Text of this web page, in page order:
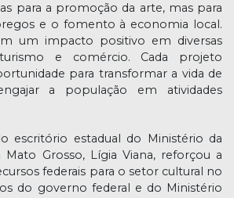
para a promoção da arte, mas para
e o fomento à economia local.
um impacto positivo em diversas
e comércio. Cada projeto
para transformar a vida de
a população em atividades
escritório estadual do Ministério da
Mato Grosso, Lígia Viana, reforçou a
federais para o setor cultural no
do governo federal e do Ministério